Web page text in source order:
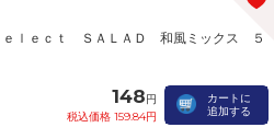
ｌｅｃｔ ＳＡＬＡＤ 和風ミックス ５
148円
税込価格 159.84円
カートに
追加する